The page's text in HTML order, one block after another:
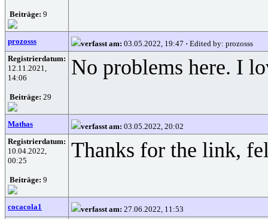
Beiträge: 9
prozosss verfasst am: 03.05.2022, 19:47 · Edited by: prozosss
Registrierdatum:
12.11.2021,
14:06
Beiträge: 29
No problems here. I
Mathas verfasst am: 03.05.2022, 20:02
Registrierdatum:
10.04.2022,
00:25
Beiträge: 9
Thanks for the link,
cocacola1 verfasst am: 27.06.2022, 11:53